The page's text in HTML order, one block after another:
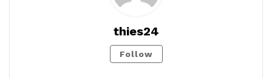
thies24
Follow